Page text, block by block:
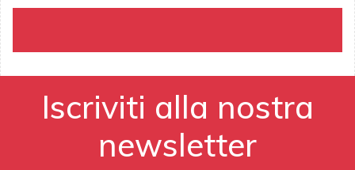
Iscriviti alla nostra
newsletter